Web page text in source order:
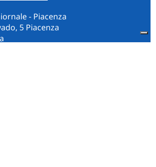
- Piacenza
5 Piacenza